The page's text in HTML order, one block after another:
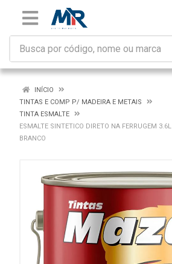
INÍCIO
TINTAS E COMP P/ MADEIRA E METAIS
TINTA ESMALTE
ESMALTE SINTETICO DIRETO NA FERRUGEM 3.6L
BRANCO